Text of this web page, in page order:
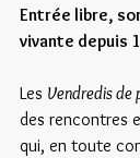
Entrée libre,
vivante depuis
Les Vendredis de
des rencontres
qui, en toute